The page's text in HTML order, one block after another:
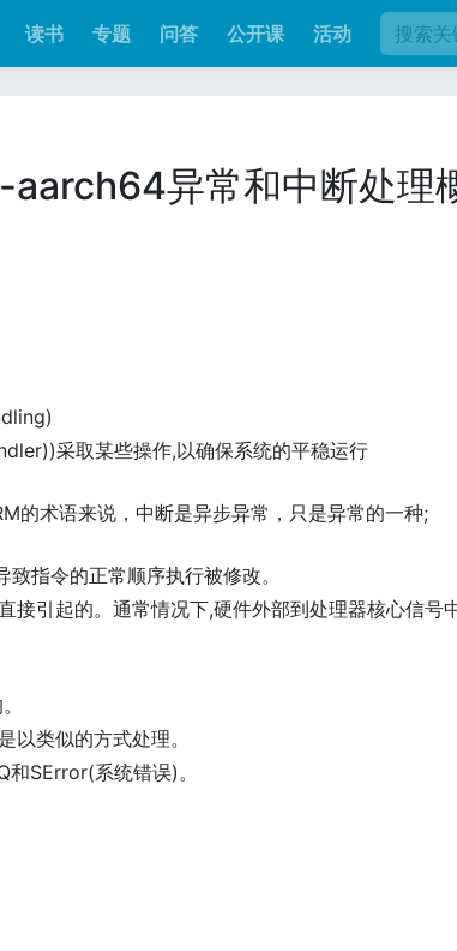
读书 专题 问答 公开课 活动
异常和中断处理
采取某些操作,以确保系统的平稳运行
的术语来说，中断是异步异常，只是异常的一种;
指令的正常顺序执行被修改。
接引起的。通常情况下,硬件外部到处理器核心信号
以类似的方式处理。
SError(系统错误)。